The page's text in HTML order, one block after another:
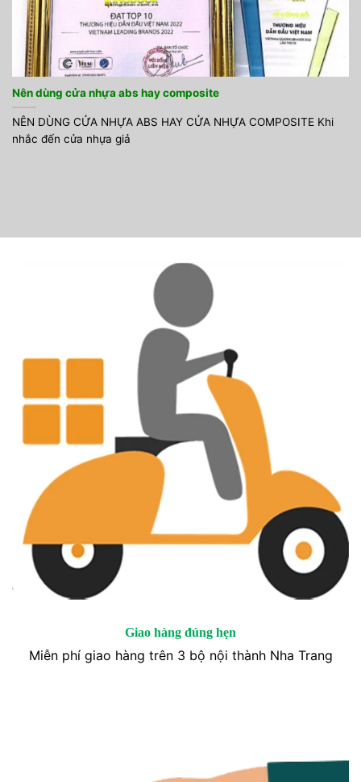
Nên dùng cửa nhựa abs hay composite
NÊN DÙNG CỬA NHỰA ABS HAY CỬA NHỰA COMPOSITE Khi
nhắc đến cửa nhựa giả
Giao hàng đúng hẹn
Miễn phí giao hàng trên 3 bộ nội thành Nha Trang